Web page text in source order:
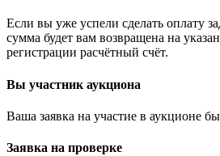
Если вы уже успели сделать оплату
сумма будет вам возвращена на
регистрации расчётный счёт.
Вы участник аукциона
Ваша заявка на участие в аукционе
Заявка на проверке